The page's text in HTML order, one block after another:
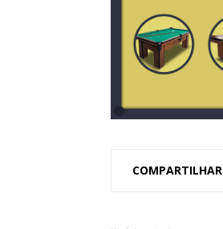
COMPARTILHAR